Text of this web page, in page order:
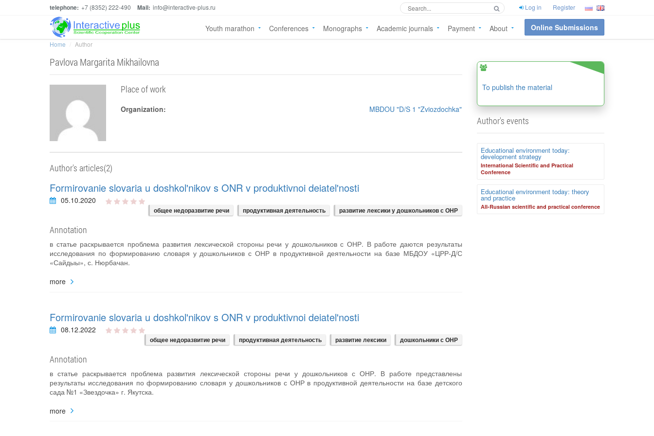
telephone: +7 (8352) 222-490 Mail: info@interactive-plus.ru Log in Register
Youth marathon Conferences Monographs Academic journals Payment About Online Submissions
Home Author
Pavlova Margarita Mikhailovna
Place of work
Organization: MBDOU "D/S 1 "Zviozdochka"
Author's articles(2)
Formirovanie slovaria u doshkol'nikov s ONR v produktivnoi deiatel'nosti
05.10.2020
общее недоразвитие речи продуктивная деятельность развитие лексики у дошкольников с ОНР
Annotation
в статье раскрывается проблема развития лексической стороны речи у дошкольников с ОНР. В работе даются результаты
исследования по формированию словаря у дошкольников с ОНР в продуктивной деятельности на базе МБДОУ «ЦРР-Д/С
«Сайдыы», с. Нюрбачан.
more
Formirovanie slovaria u doshkol'nikov s ONR v produktivnoi deiatel'nosti
08.12.2022
общее недоразвитие речи продуктивная деятельность развитие лексики дошкольники с ОНР
Annotation
в статье раскрывается проблема развития лексической стороны речи у дошкольников с ОНР. В работе представлены
результаты исследования по формированию словаря у дошкольников с ОНР в продуктивной деятельности на базе детского
сада №1 «Звездочка» г. Якутска.
more
To publish the material
Author's events
Educational environment today:
development strategy
International Scientific and Practical
Conference
Educational environment today: theory
and practice
Аll-Russian scientific and practical conference